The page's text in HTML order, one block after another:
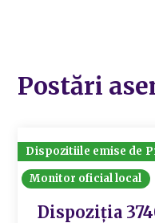
Postări
Dispozitiile emise de
Monitor oficial local
Dispoziția